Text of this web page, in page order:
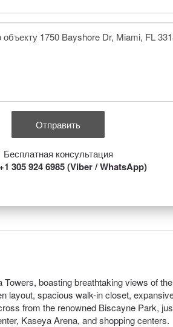
Бесплатная консультация
+1 305 924 6985 (Viber / WhatsApp)
boasting breathtaking views of
layout, spacious walk-in closet,
from the renowned Biscayne Park,
Kaseya Arena, and shopping centers.